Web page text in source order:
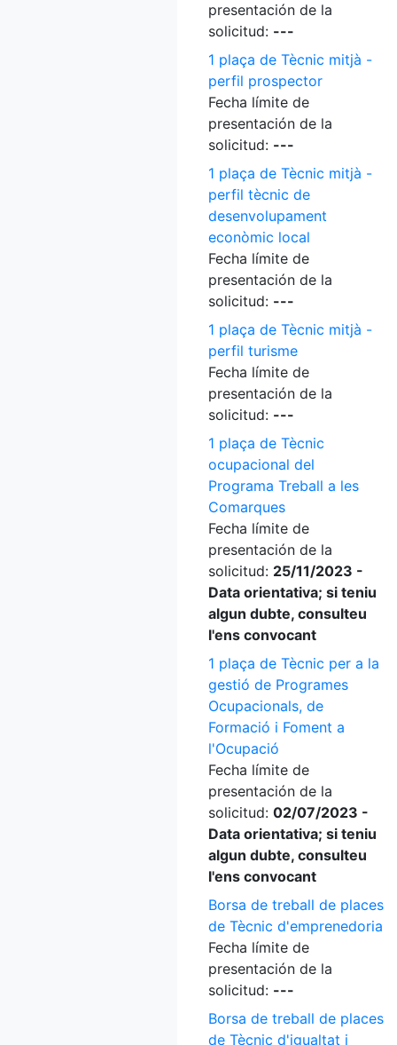
presentación de la
solicitud: ---
1 plaça de Tècnic mitjà -
perfil prospector
Fecha límite de
presentación de la
solicitud: ---
1 plaça de Tècnic mitjà -
perfil tècnic de
desenvolupament
econòmic local
Fecha límite de
presentación de la
solicitud: ---
1 plaça de Tècnic mitjà -
perfil turisme
Fecha límite de
presentación de la
solicitud: ---
1 plaça de Tècnic
ocupacional del
Programa Treball a les
Comarques
Fecha límite de
presentación de la
solicitud: 25/11/2023 -
Data orientativa; si teniu
algun dubte, consulteu
l'ens convocant
1 plaça de Tècnic per a la
gestió de Programes
Ocupacionals, de
Formació i Foment a
l'Ocupació
Fecha límite de
presentación de la
solicitud: 02/07/2023 -
Data orientativa; si teniu
algun dubte, consulteu
l'ens convocant
Borsa de treball de places
de Tècnic d'emprenedoria
Fecha límite de
presentación de la
solicitud: ---
Borsa de treball de places
de Tècnic d'igualtat i